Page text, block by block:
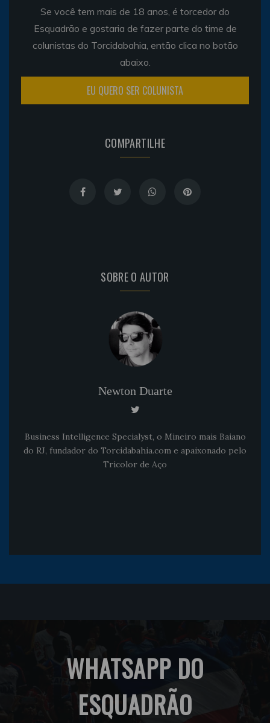
Se você tem mais de 18 anos, é torcedor do
Esquadrão e gostaria de fazer parte do time de
colunistas do Torcidabahia, então clica no botão
abaixo.
EU QUERO SER COLUNISTA
COMPARTILHE
SOBRE O AUTOR
Newton Duarte
Business Intelligence Specialyst, o Mineiro mais Baiano
do RJ, fundador do Torcidabahia.com e apaixonado pelo
Tricolor de Aço
WHATSAPP DO
ESQUADRÃO